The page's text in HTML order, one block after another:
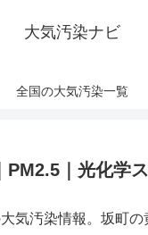
大気汚染ナビ
全国の大気汚染一覧
PM2.5｜光化学
気汚染情報。坂町の